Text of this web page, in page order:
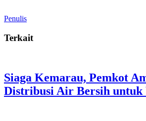
Penulis
Terkait
Siaga Kemarau, Pemkot
Distribusi Air Bersih untuk